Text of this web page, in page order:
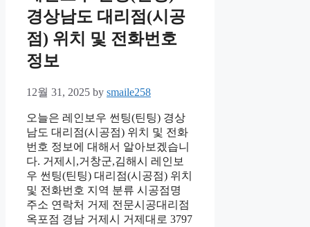
경상남도 대리점(시공
점) 위치 및 전화번호
정보
12월 31, 2025 by smaile258
오늘은 레인보우 썬팅(틴팅) 경상
남도 대리점(시공점) 위치 및 전화
번호 정보에 대해서 알아보겠습니
다. 거제시,거창군,김해시 레인보
우 썬팅(틴팅) 대리점(시공점) 위치
및 전화번호 지역 분류 시공점명
주소 연락처 거제 전문시공대리점
옥포점 경남 거제시 거제대로 3797